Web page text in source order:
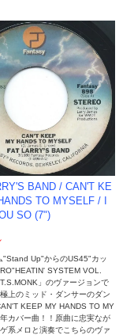
BAND / CAN'T KE
TO MYSELF / I
SO (7")
"Stand Up"からのUS45"カッ
SYSTEM VOL.
」のヴァージョンで
上のミッド・ダンサーのダン
KEEP MY HANDS TO MY
カバー曲！！原曲に忠実なが
系メロと演奏でこちらのヴァ